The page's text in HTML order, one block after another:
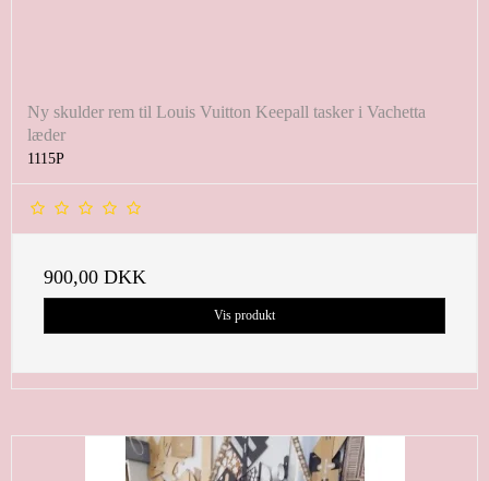
Ny skulder rem til Louis Vuitton Keepall tasker i Vachetta
læder
1115P
900,00 DKK
Vis produkt